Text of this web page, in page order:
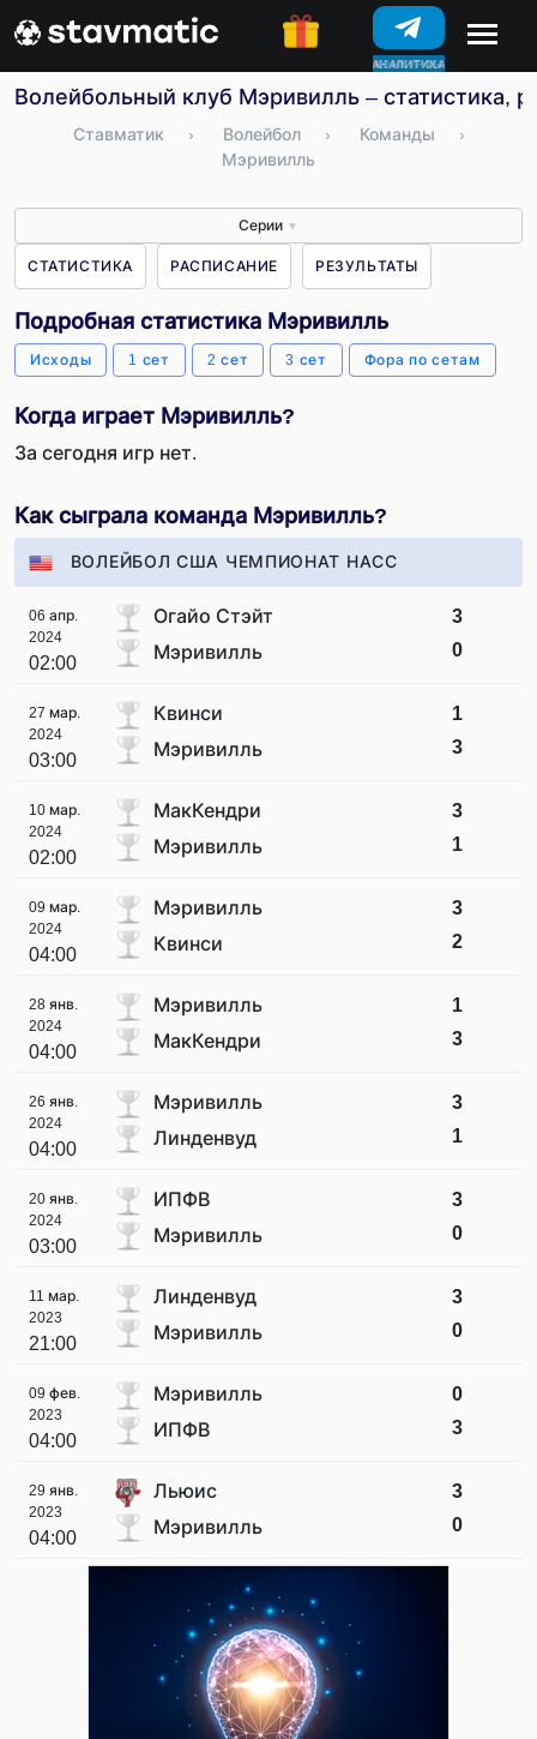
КОНКУРСЫ
Волейбольный клуб Мэривилль – статистика,
Ставматик › Волейбол › Команды
›
Мэривилль
Серии ▼
СТАТИСТИКА РАСПИСАНИЕ РЕЗУЛЬТАТЫ
Подробная статистика Мэривилль
Исходы 1 сет 2 сет 3 сет Фора по сетам
Когда играет Мэривилль?
За сегодня игр нет.
Как сыграла команда Мэривилль?
ВОЛЕЙБОЛ США ЧЕМПИОНАТ НАСС
06 апр.
2024
02:00
Огайо Стэйт
Мэривилль
3
0
27 мар.
2024
03:00
Квинси
Мэривилль
1
3
10 мар.
2024
02:00
МакКендри
Мэривилль
3
1
09 мар.
2024
04:00
Мэривилль
Квинси
3
2
28 янв.
2024
04:00
Мэривилль
МакКендри
1
3
26 янв.
2024
04:00
Мэривилль
Линденвуд
3
1
20 янв.
2024
03:00
ИПФВ
Мэривилль
3
0
11 мар.
2023
21:00
Линденвуд
Мэривилль
3
0
09 фев.
2023
04:00
Мэривилль
ИПФВ
0
3
29 янв.
2023
04:00
Льюис
Мэривилль
3
0